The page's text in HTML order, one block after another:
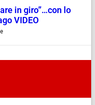
in giro”…con lo
VIDEO